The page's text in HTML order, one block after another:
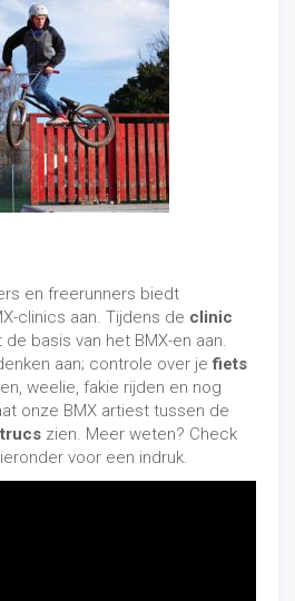
en freerunners biedt
clinics aan. Tijdens de clinic
basis van het BMX-en aan.
aan; controle over jefiets
weelie, fakie rijden en nog
onze BMX artiest tussen de
trucs zien. Meer weten? Check
voor een indruk.